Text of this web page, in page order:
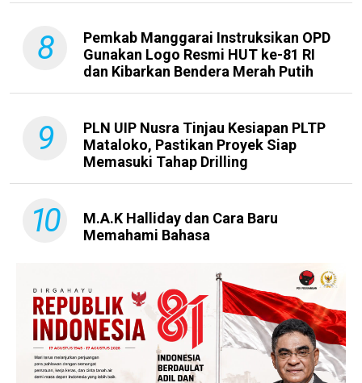
8
Pemkab Manggarai Instruksikan OPD
Gunakan Logo Resmi HUT ke-81 RI
dan Kibarkan Bendera Merah Putih
9
PLN UIP Nusra Tinjau Kesiapan PLTP
Mataloko, Pastikan Proyek Siap
Memasuki Tahap Drilling
10
M.A.K Halliday dan Cara Baru
Memahami Bahasa